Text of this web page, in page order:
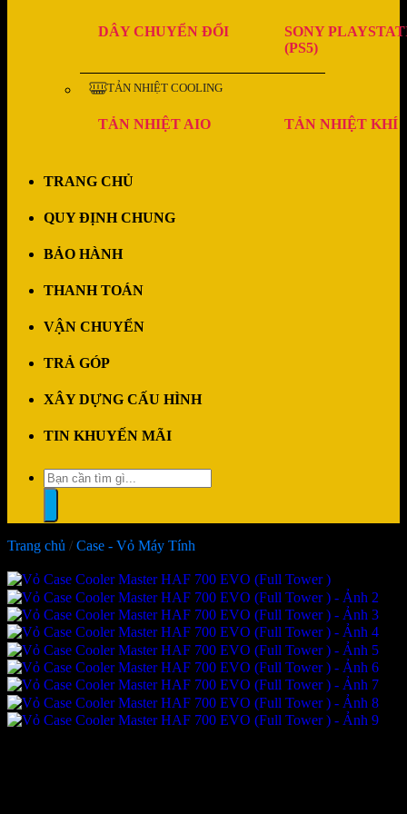
DÂY CHUYỂN ĐỔI
SONY
(PS5)
TẢN NHIỆT COOLING
TẢN NHIỆT AIO TẢN NHIỆT KHÍ
TRANG CHỦ
QUY ĐỊNH CHUNG
BẢO HÀNH
THANH TOÁN
VẬN CHUYỂN
TRẢ GÓP
XÂY DỰNG CẤU HÌNH
TIN KHUYẾN MÃI
Tìm
kiếm:
Trang chủ / Case - Vỏ Máy Tính